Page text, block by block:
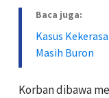
Baca juga:
Kasus
Masih Buron
Korban dibawa